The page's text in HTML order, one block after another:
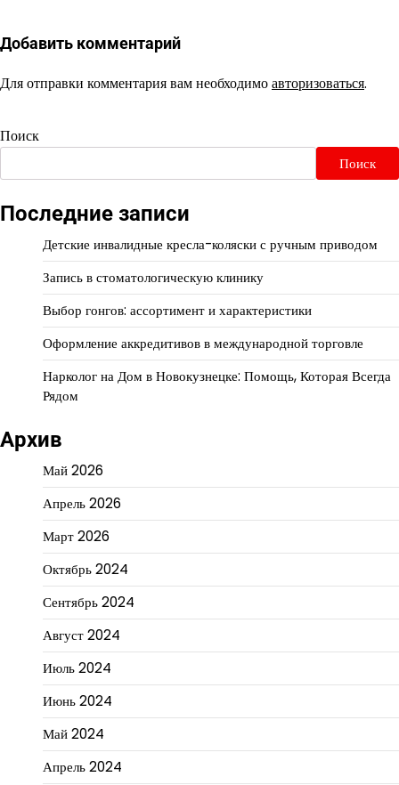
Добавить комментарий
Для отправки комментария вам необходимоавторизоваться.
Поиск
Поиск
Последние записи
Детские инвалидные кресла-коляски с ручным приводом
Запись в стоматологическую клинику
Выбор гонгов: ассортимент и характеристики
Оформление аккредитивов в международной торговле
Нарколог на Дом в Новокузнецке: Помощь, Которая Всегда
Рядом
Архив
Май 2026
Апрель 2026
Март 2026
Октябрь 2024
Сентябрь 2024
Август 2024
Июль 2024
Июнь 2024
Май 2024
Апрель 2024